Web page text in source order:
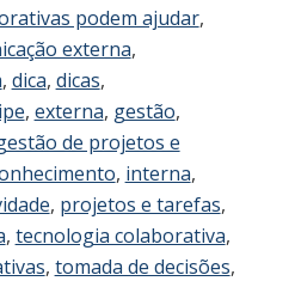
podem ajudar,
externa,
, dica, dicas,
, externa, gestão,
de projetos e
, interna,
, projetos e tarefas,
, tecnologia colaborativa,
, tomada de decisões,